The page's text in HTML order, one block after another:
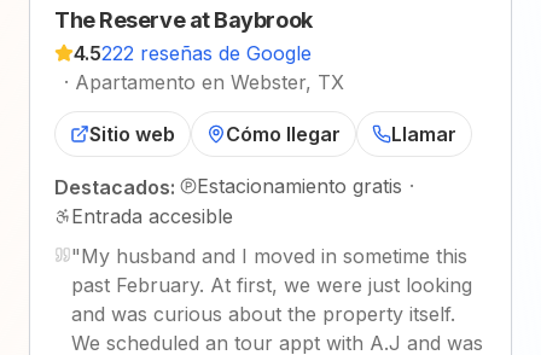
The Reserve at Baybrook
4.5222 reseñas de Google
· Apartamento en Webster, TX
Sitio web Cómo llegar Llamar
Destacados: Estacionamiento gratis ·
Entrada accesible
"My husband and I moved in sometime this
past February. At first, we were just looking
and was curious about the property itself.
We scheduled an tour appt with A.J and was